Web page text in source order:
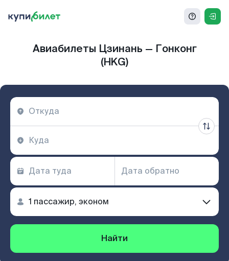
Авиабилеты Цзинань — Гонконг
(HKG)
Найти